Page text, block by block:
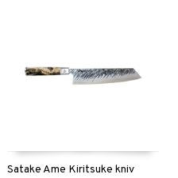
Satake Ame Kiritsuke kniv